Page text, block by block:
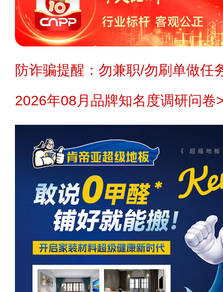
防诈骗提醒：勿兼职/勿刷单做任
2026年08月品牌知名度调研问卷